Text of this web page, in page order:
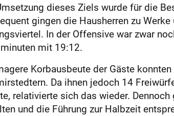
dieses Ziels wurde für die
gingen die Hausherren zu
In der Offensive war zwar
mit 19:12.
Korbausbeute der Gäste
Da ihnen jedoch 14
relativierte sich das wieder.
und die Führung zur Halbzeit